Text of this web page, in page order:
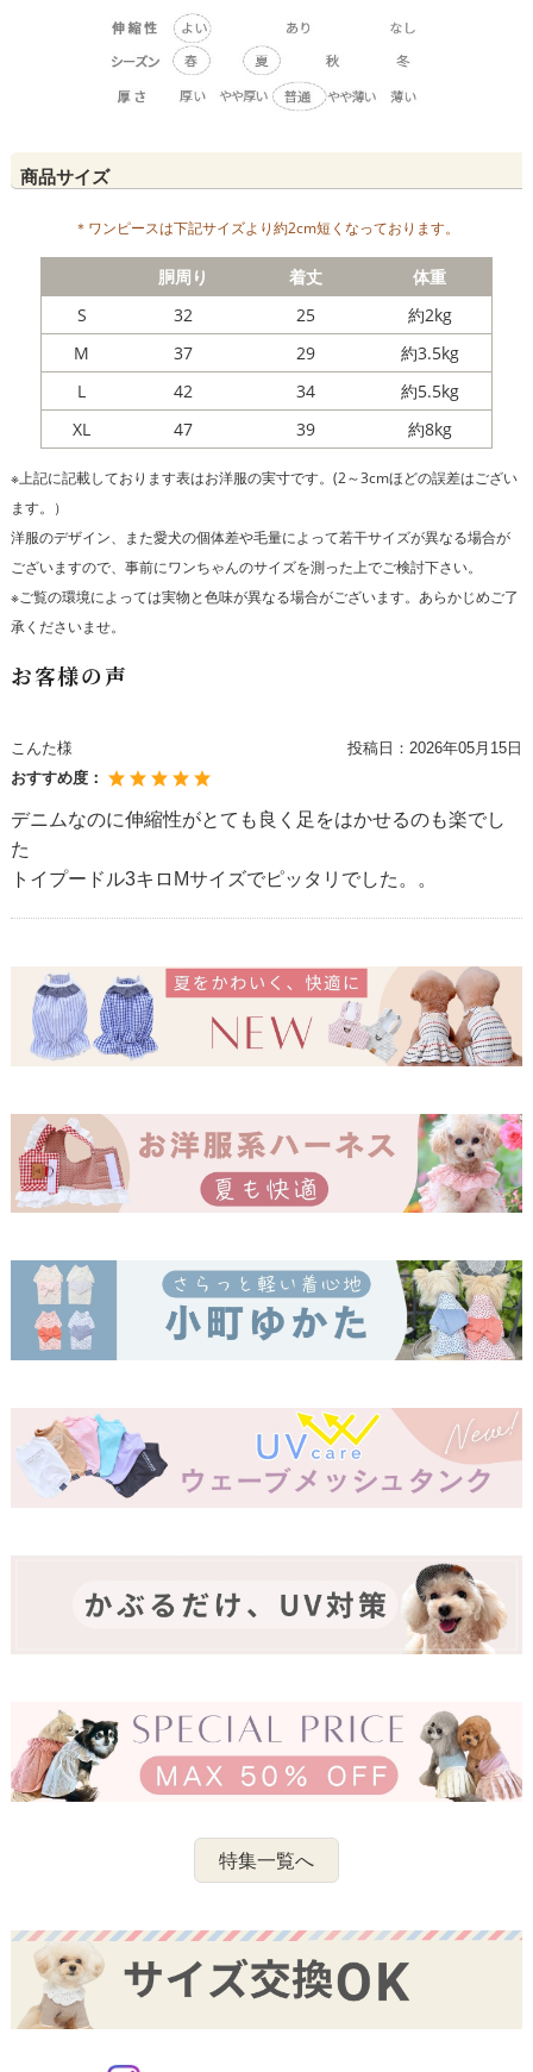
商品サイズ
＊ワンピースは下記サイズより約2cm短くなっております。
胴周り 着丈
体重
S
32 25
約2kg
M
37 29
約3.5kg
L
42 34
約5.5kg
XL
47 39 約8kg
※上記に記載しております表はお洋服の実寸です。(2～3cmほどの誤差はござい
ます。）
洋服のデザイン、また愛犬の個体差や毛量によって若干サイズが異なる場合が
ございますので、事前にワンちゃんのサイズを測った上でご検討下さい。
※ご覧の環境によっては実物と色味が異なる場合がございます。あらかじめご了
承くださいませ。
お客様の声
こんた様 投稿日： 2026年05月15日
おすすめ度：
デニムなのに伸縮性がとても良く足をはかせるのも楽でし
た
トイプードル3キロMサイズでピッタリでした。。
特集一覧へ